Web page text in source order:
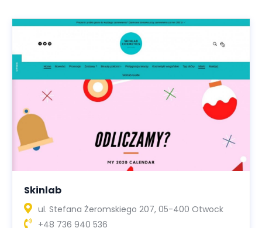
Skinlab
ul. Stefana Żeromskiego 207, 05-400 Otwock
+48 736 940 536